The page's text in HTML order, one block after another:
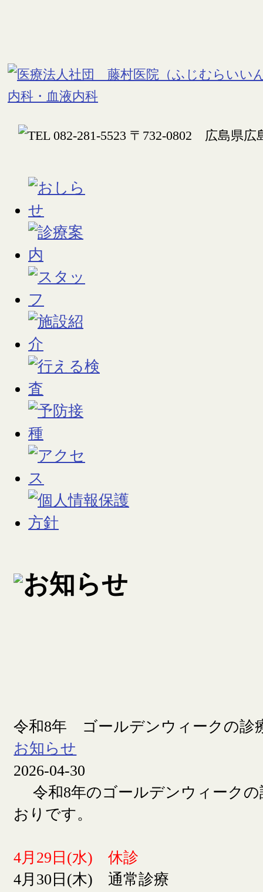
令和8年 ゴールデンウィークの診
お知らせ
2026-04-30
令和8年のゴールデンウィークの
おりです。
4月29日(水) 休診
4月30日(木) 通常診療